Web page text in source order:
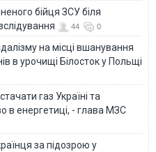
бійця ЗСУ біля
44 0
на місці вшанування
в урочищі Білосток у Польщі
газ Україні та
в енергетиці, - глава МЗС
за підозрою у